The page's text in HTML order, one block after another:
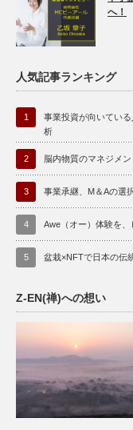
へ！
人気記事ランキング
1
事業投資が向いてい
析
2 脳内物質のマネジメ
3 事業承継、M＆Aの選
4 Awe（オー）体験を、
5 盆栽×NFTで日本の伝
Z-EN(禅)への想い